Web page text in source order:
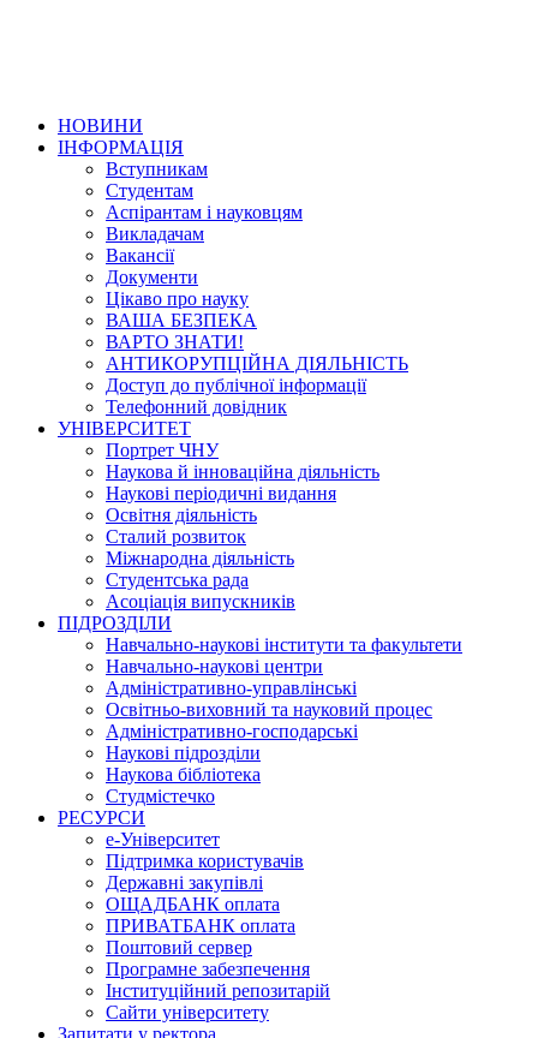
НОВИНИ
ІНФОРМАЦІЯ
Вступникам
Студентам
Аспірантам і науковцям
Викладачам
Вакансії
Документи
Цікаво про науку
ВАША БЕЗПЕКА
ВАРТО ЗНАТИ!
АНТИКОРУПЦІЙНА ДІЯЛЬНІСТЬ
Доступ до публічної інформації
Телефонний довідник
УНІВЕРСИТЕТ
Портрет ЧНУ
Наукова й інноваційна діяльність
Наукові періодичні видання
Освітня діяльність
Сталий розвиток
Міжнародна діяльність
Студентська рада
Асоціація випускників
ПІДРОЗДІЛИ
Навчально-наукові інститути та факультети
Навчально-наукові центри
Адміністративно-управлінські
Освітньо-виховний та науковий процес
Адміністративно-господарські
Наукові підрозділи
Наукова бібліотека
Студмістечко
РЕСУРСИ
е-Університет
Підтримка користувачів
Державні закупівлі
ОЩАДБАНК оплата
ПРИВАТБАНК оплата
Поштовий сервер
Програмне забезпечення
Інституційний репозитарій
Сайти університету
Запитати у ректора